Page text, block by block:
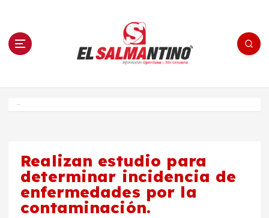
n El Salmantino - medios/noticias/editorial
Realizan estudio para
determinar incidencia de
enfermedades por la
contaminación.